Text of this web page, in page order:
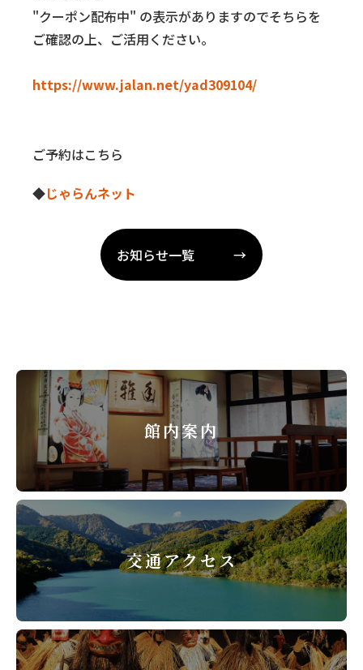
"クーポン配布中" の表示がありますのでそちらを
ご確認の上、ご活用ください。
https://www.jalan.net/yad309104/
ご予約はこちら
◆じゃらんネット
お知らせ一覧
館内案内
交通アクセス